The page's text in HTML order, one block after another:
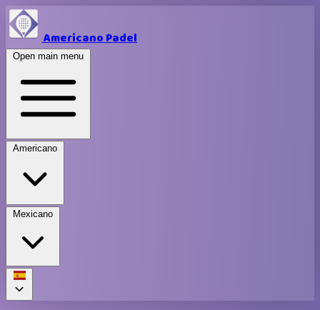
Americano Padel
Open main menu
Americano
Mexicano